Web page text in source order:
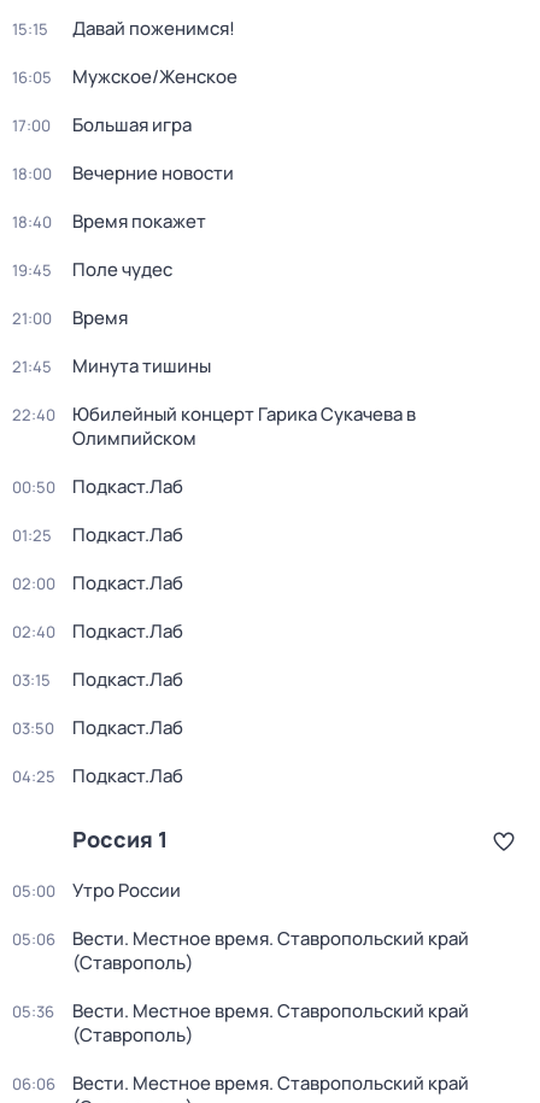
15:15 Давай поженимся!
16:05 Мужское/Женское
17:00 Большая игра
18:00 Вечерние новости
18:40 Время покажет
19:45 Поле чудес
21:00 Время
21:45 Минута тишины
22:40
Юбилейный концерт Гарика Сукачева в
Олимпийском
00:50 Подкаст.Лаб
01:25 Подкаст.Лаб
02:00 Подкаст.Лаб
02:40 Подкаст.Лаб
03:15 Подкаст.Лаб
03:50 Подкаст.Лаб
04:25 Подкаст.Лаб
Россия 1
05:00 Утро России
05:06
Вести. Местное время. Ставропольский край
(Ставрополь)
05:36
Вести. Местное время. Ставропольский край
(Ставрополь)
06:06
Вести. Местное время. Ставропольский край